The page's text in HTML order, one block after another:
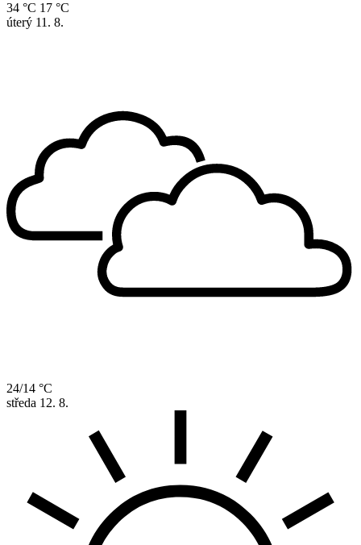
34 °C 17 °C
úterý 11. 8.
24/14 °C
středa 12. 8.